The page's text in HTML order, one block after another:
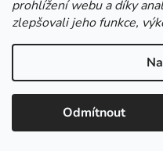
prohlížení webu a díky
zlepšovali jeho funkce,
Odmítnout
Skleník VITAVIA